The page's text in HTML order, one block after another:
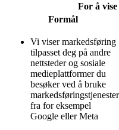
For å
Formål
Vi viser markedsføring
tilpasset deg på andre
nettsteder og sosiale
medieplattformer du
besøker ved å bruke
markedsføringstjenester
fra for eksempel
Google eller Meta